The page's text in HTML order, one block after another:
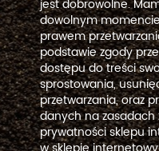
jest dobrowolne.
dowolnym
prawem
podstawie zgody
dostępu do treści
sprostowania,
przetwarzania, oraz
danych na
prywatności sklepu